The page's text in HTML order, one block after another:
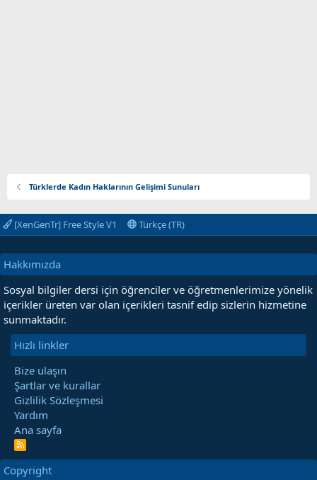
Türklerde Kadın Haklarının Gelişimi Sunuları
[XenGenTr] Free Style V1 Türkçe (TR)
Hakkımızda
Sosyal bilgiler dersi için öğrenciler ve öğretmenlerimize yönelik
içerikler üreten var olan içerikleri tasnif edip sizlerin hizmetine
sunmaktadır.
Hızlı linkler
Bize ulaşın
Şartlar ve kurallar
Gizlilik Sözleşmesi
Yardım
Ana sayfa
R
S
Copyright